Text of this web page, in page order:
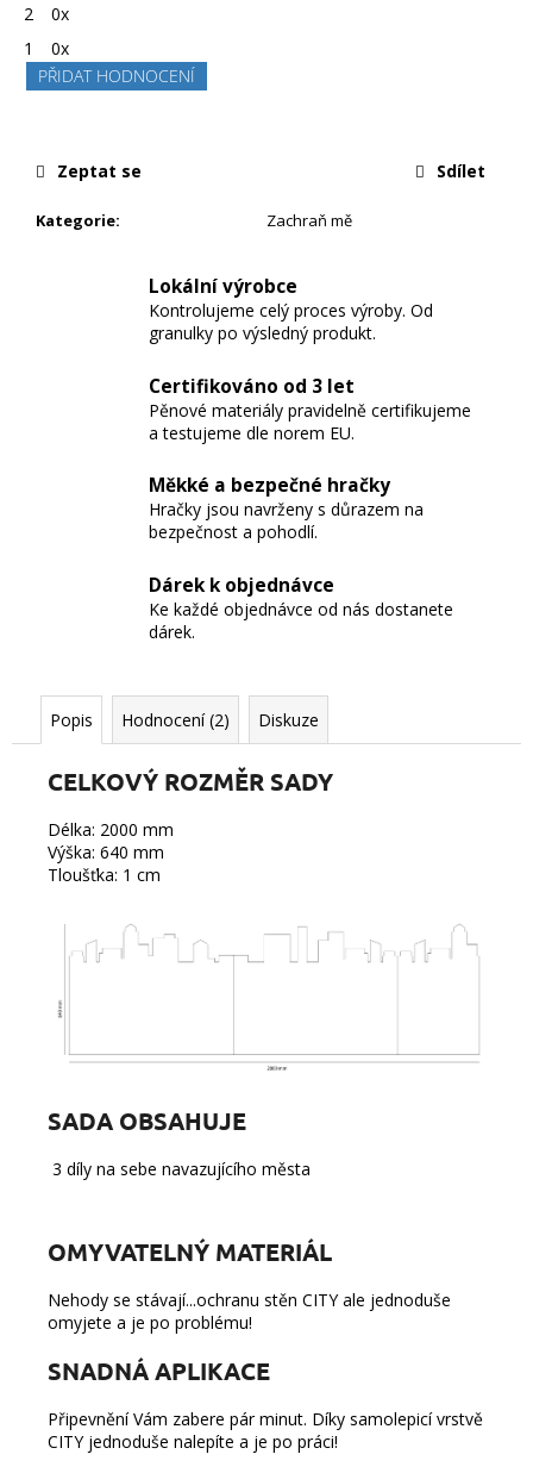
2
0x
1
0x
PŘIDAT HODNOCENÍ
Kategorie: Zachraň mě
Zeptat se Sdílet
Lokální výrobce
Kontrolujeme celý proces výroby. Od
granulky po výsledný produkt.
Certifikováno od 3 let
Pěnové materiály pravidelně certifikujeme
a testujeme dle norem EU.
Měkké a bezpečné hračky
Hračky jsou navrženy s důrazem na
bezpečnost a pohodlí.
Dárek k objednávce
Ke každé objednávce od nás dostanete
dárek.
Popis Hodnocení (2) Diskuze
CELKOVÝ ROZMĚR SADY
Délka: 2000 mm
Výška: 640 mm
Tloušťka: 1 cm
SADA OBSAHUJE
3 díly na sebe navazujícího města
OMYVATELNÝ MATERIÁL
Nehody se stávají...ochranu stěn CITY ale jednoduše
omyjete a je po problému!
SNADNÁ APLIKACE
Připevnění Vám zabere pár minut. Díky samolepicí vrstvě
CITY jednoduše nalepíte a je po práci!